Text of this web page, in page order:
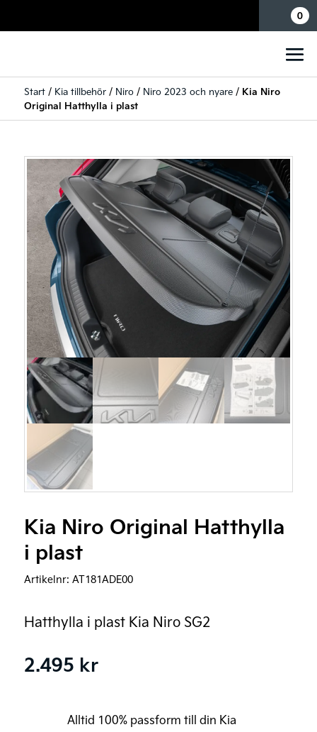
0
Start/ Kia tillbehör/ Niro/ Niro 2023 och nyare/ Kia Niro
Original Hatthylla i plast
Kia Niro Original Hatthylla
i plast
Artikelnr: AT181ADE00
Hatthylla i plast Kia Niro SG2
2.495 kr
Alltid 100% passform till din Kia